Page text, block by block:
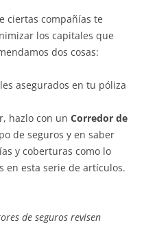
ciertas compañías te
los capitales que
dos cosas:
asegurados en tu póliza
hazlo con un Corredor de
de seguros y en saber
y coberturas como lo
en esta serie de artículos.
de seguros revisen